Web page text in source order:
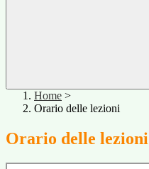
Home >
Orario delle lezioni
Orario delle lezioni